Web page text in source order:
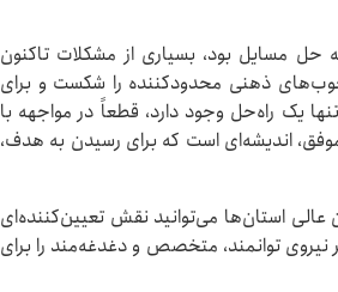
حل مسایل بود، بسیاری از مشکلات تاکنون
ذهنی محدودکننده را شکست و برای
یک راه‌حل وجود دارد، قطعاً در مواجهه با
اندیشه‌ای است که برای رسیدن به هدف،
استان‌ها می‌توانید نقش تعیین‌کننده‌ای
توانمند، متخصص و دغدغه‌مند را برای